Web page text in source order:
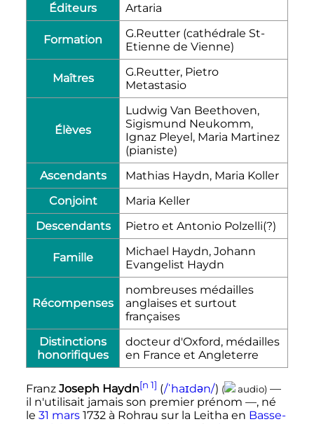
Éditeurs Artaria
Formation
G.Reutter (cathédrale St-
Etienne de Vienne)
Maîtres
G.Reutter, Pietro
Metastasio
Élèves
Ludwig Van Beethoven,
Sigismund Neukomm,
Ignaz Pleyel, Maria Martinez
(pianiste)
Ascendants
Mathias Haydn, Maria Koller
Conjoint
Maria Keller
Descendants
Pietro et Antonio Polzelli(?)
Famille
Michael Haydn, Johann
Evangelist Haydn
Récompenses
nombreuses médailles
anglaises et surtout
françaises
Distinctions
honorifiques
docteur d'Oxford, médailles
en France et Angleterre
Franz Joseph Haydn[n 1] (/ˈhaɪdən/) ( audio) —
il n'utilisait jamais son premier prénom —, né
le 31 mars1732à Rohrau sur la Leitha en Basse-